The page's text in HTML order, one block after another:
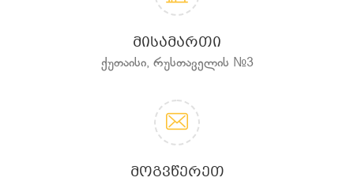
ᲛᲘᲡᲐᲛᲐᲠᲗᲘ
ქუთაისი, რუსთაველის №3
ᲛᲝᲒᲕᲬᲔᲠᲔᲗ